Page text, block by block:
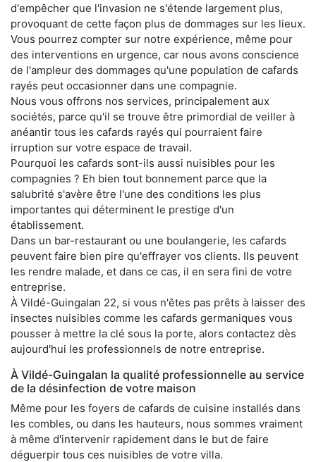
d'empêcher que l'invasion ne s'étende largement plus,
provoquant de cette façon plus de dommages sur les lieux.
Vous pourrez compter sur notre expérience, même pour
des interventions en urgence, car nous avons conscience
de l'ampleur des dommages qu'une population de cafards
rayés peut occasionner dans une compagnie.
Nous vous offrons nos services, principalement aux
sociétés, parce qu'il se trouve être primordial de veiller à
anéantir tous les cafards rayés qui pourraient faire
irruption sur votre espace de travail.
Pourquoi les cafards sont-ils aussi nuisibles pour les
compagnies ? Eh bien tout bonnement parce que la
salubrité s'avère être l'une des conditions les plus
importantes qui déterminent le prestige d'un
établissement.
Dans un bar-restaurant ou une boulangerie, les cafards
peuvent faire bien pire qu'effrayer vos clients. Ils peuvent
les rendre malade, et dans ce cas, il en sera fini de votre
entreprise.
À Vildé-Guingalan 22, si vous n'êtes pas prêts à laisser des
insectes nuisibles comme les cafards germaniques vous
pousser à mettre la clé sous la porte, alors contactez dès
aujourd'hui les professionnels de notre entreprise.
À Vildé-Guingalan la qualité professionnelle au service
de la désinfection de votre maison
Même pour les foyers de cafards de cuisine installés dans
les combles, ou dans les hauteurs, nous sommes vraiment
à même d'intervenir rapidement dans le but de faire
déguerpir tous ces nuisibles de votre villa.